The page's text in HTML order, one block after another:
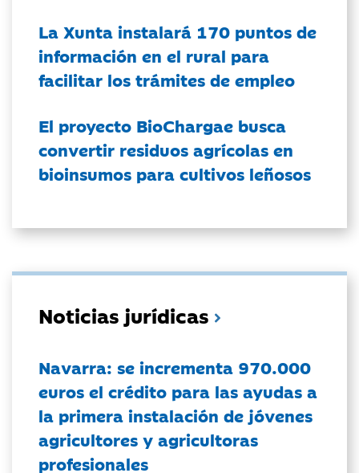
La Xunta instalará 170 puntos de
información en el rural para
facilitar los trámites de empleo
El proyecto BioChargae busca
convertir residuos agrícolas en
bioinsumos para cultivos leñosos
Noticias jurídicas
Navarra: se incrementa 970.000
euros el crédito para las ayudas a
la primera instalación de jóvenes
agricultores y agricultoras
profesionales